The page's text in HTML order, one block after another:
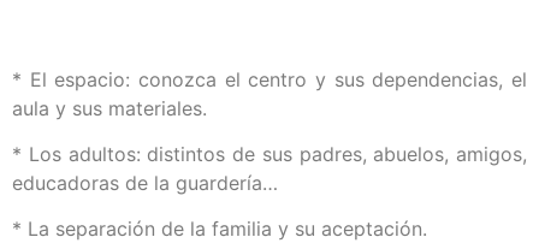
* El espacio: conozca el centro y sus dependencias, el
aula y sus materiales.
* Los adultos: distintos de sus padres, abuelos, amigos,
educadoras de la guardería…
* La separación de la familia y su aceptación.